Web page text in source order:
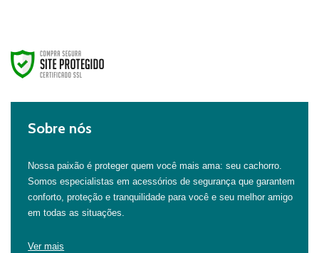
Sobre nós
Nossa paixão é proteger quem você mais ama: seu cachorro.
Somos especialistas em acessórios de segurança que garantem
conforto, proteção e tranquilidade para você e seu melhor amigo
em todas as situações.
Ver mais